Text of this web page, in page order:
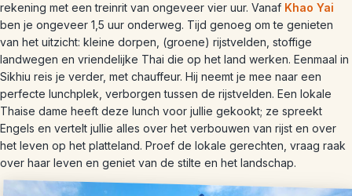
rekening met een treinrit van ongeveer vier uur. Vanaf Khao Yai
ben je ongeveer 1,5 uur onderweg. Tijd genoeg om te genieten
van het uitzicht: kleine dorpen, (groene) rijstvelden, stoffige
landwegen en vriendelijke Thai die op het land werken. Eenmaal in
Sikhiu reis je verder, met chauffeur. Hij neemt je mee naar een
perfecte lunchplek, verborgen tussen de rijstvelden. Een lokale
Thaise dame heeft deze lunch voor jullie gekookt; ze spreekt
Engels en vertelt jullie alles over het verbouwen van rijst en over
het leven op het platteland. Proef de lokale gerechten, vraag raak
over haar leven en geniet van de stilte en het landschap.